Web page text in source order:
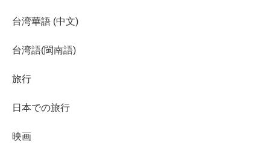
台湾華語 (中文)
台湾語(閩南語)
旅行
日本での旅行
映画